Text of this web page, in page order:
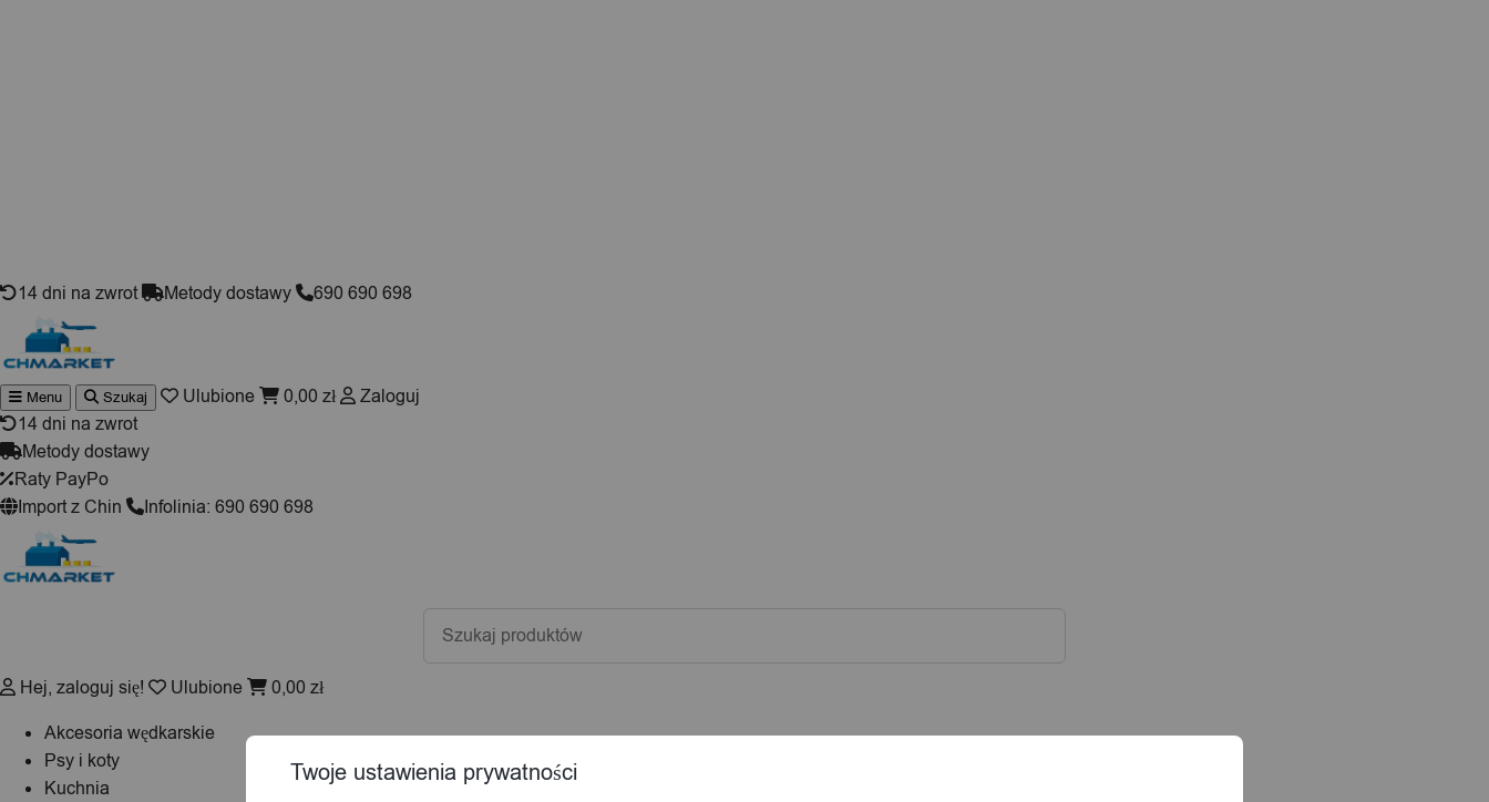
14 dni na zwrot Metody dostawy 690 690 698
Menu Szukaj Ulubione 0,00 zł
Zaloguj
14 dni na zwrot
Metody dostawy
Raty PayPo
Import z Chin
Infolinia: 690 690 698
Wyszukiwarka
produktów
Hej, zaloguj się! Ulubione 0,00 zł
Akcesoria wędkarskie
Psy i koty
Kuchnia
Twoje ustawienia prywatności